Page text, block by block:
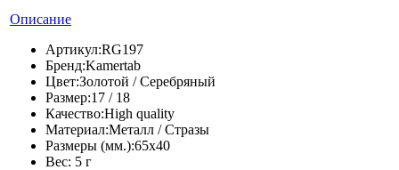
Описание
Артикул:RG197
Бренд:Kamertab
Цвет:Золотой / Серебряный
Размер:17 / 18
Качество:High quality
Материал:Металл / Стразы
Размеры (мм.):65х40
Вес: 5 г